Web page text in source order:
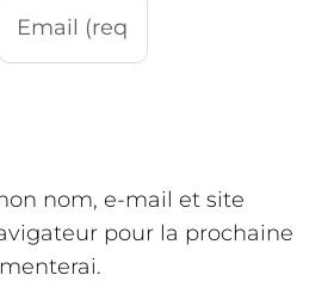
nom, e-mail et site
pour la prochaine